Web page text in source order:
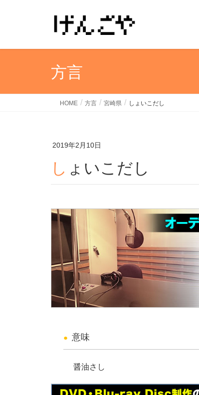
方言
HOME 方言 宮崎県 しょいこだし
2019年2月10日
しょいこだし
意味
醤油さし